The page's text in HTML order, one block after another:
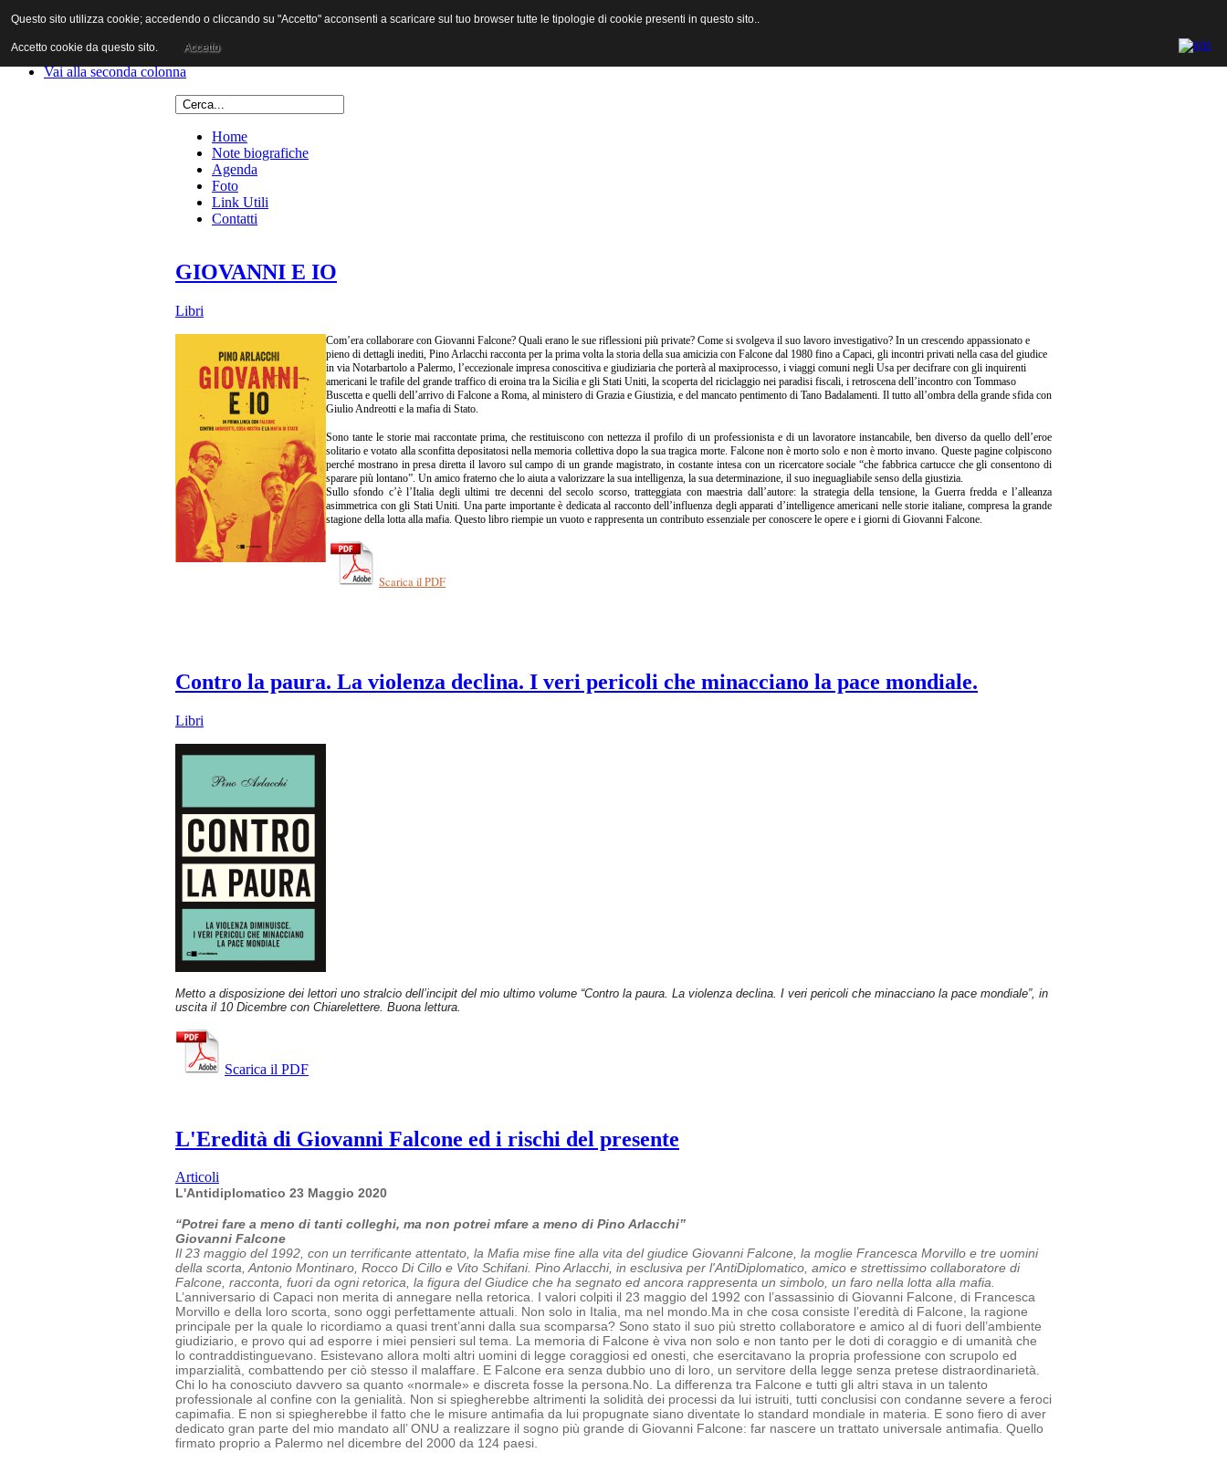
Vai al contenuto
Vai alla prima colonna
Vai alla seconda colonna
Home
Note biografiche
Agenda
Foto
Link Utili
Contatti
GIOVANNI E IO
Libri
Com’era collaborare con Giovanni Falcone? Quali erano le sue riflessioni più private? Come si svolgeva il suo lavoro investigativo? In un crescendo appassionato e
pieno di dettagli inediti, Pino Arlacchi racconta per la prima volta la storia della sua amicizia con Falcone dal 1980 fino a Capaci, gli incontri privati nella casa del giudice
in via Notarbartolo a Palermo, l’eccezionale impresa conoscitiva e giudiziaria che porterà al maxiprocesso, i viaggi comuni negli Usa per decifrare con gli inquirenti
americani le trafile del grande traffico di eroina tra la Sicilia e gli Stati Uniti, la scoperta del riciclaggio nei paradisi fiscali, i retroscena dell’incontro con Tommaso
Buscetta e quelli dell’arrivo di Falcone a Roma, al ministero di Grazia e Giustizia, e del mancato pentimento di Tano Badalamenti. Il tutto all’ombra della grande sfida con
Giulio Andreotti e la mafia di Stato.
Sono tante le storie mai raccontate prima, che restituiscono con nettezza il profilo di un professionista e di un lavoratore instancabile, ben diverso da quello dell’eroe
solitario e votato alla sconfitta depositatosi nella memoria collettiva dopo la sua tragica morte. Falcone non è morto solo e non è morto invano. Queste pagine colpiscono
perché mostrano in presa diretta il lavoro sul campo di un grande magistrato, in costante intesa con un ricercatore sociale “che fabbrica cartucce che gli consentono di
sparare più lontano”. Un amico fraterno che lo aiuta a valorizzare la sua intelligenza, la sua determinazione, il suo ineguagliabile senso della giustizia.
Sullo sfondo c’è l’Italia degli ultimi tre decenni del secolo scorso, tratteggiata con maestria dall’autore: la strategia della tensione, la Guerra fredda e l’alleanza
asimmetrica con gli Stati Uniti. Una parte importante è dedicata al racconto dell’influenza degli apparati d’intelligence americani nelle storie italiane, compresa la grande
stagione della lotta alla mafia. Questo libro riempie un vuoto e rappresenta un contributo essenziale per conoscere le opere e i giorni di Giovanni Falcone.
Scarica il PDF
Contro la paura. La violenza declina. I veri pericoli che minacciano la pace mondiale.
Libri
Metto a disposizione dei lettori uno stralcio dell’incipit del mio ultimo volume “Contro la paura. La violenza declina. I veri pericoli che minacciano la pace mondiale”, in
uscita il 10 Dicembre con Chiarelettere. Buona lettura.
Scarica il PDF
L'Eredità di Giovanni Falcone ed i rischi del presente
Articoli
L'Antidiplomatico 23 Maggio 2020
“Potrei fare a meno di tanti colleghi, ma non potrei mfare a meno di Pino Arlacchi”
Giovanni Falcone
Il 23 maggio del 1992, con un terrificante attentato, la Mafia mise fine alla vita del giudice Giovanni Falcone, la moglie Francesca Morvillo e tre uomini
della scorta, Antonio Montinaro, Rocco Di Cillo e Vito Schifani. Pino Arlacchi, in esclusiva per l'AntiDiplomatico, amico e strettissimo collaboratore di
Falcone, racconta, fuori da ogni retorica, la figura del Giudice che ha segnato ed ancora rappresenta un simbolo, un faro nella lotta alla mafia.
L’anniversario di Capaci non merita di annegare nella retorica. I valori colpiti il 23 maggio del 1992 con l’assassinio di Giovanni Falcone, di Francesca
Morvillo e della loro scorta, sono oggi perfettamente attuali. Non solo in Italia, ma nel mondo.Ma in che cosa consiste l’eredità di Falcone, la ragione
principale per la quale lo ricordiamo a quasi trent’anni dalla sua scomparsa? Sono stato il suo più stretto collaboratore e amico al di fuori dell’ambiente
giudiziario, e provo qui ad esporre i miei pensieri sul tema. La memoria di Falcone è viva non solo e non tanto per le doti di coraggio e di umanità che
lo contraddistinguevano. Esistevano allora molti altri uomini di legge coraggiosi ed onesti, che esercitavano la propria professione con scrupolo ed
imparzialità, combattendo per ciò stesso il malaffare. E Falcone era senza dubbio uno di loro, un servitore della legge senza pretese distraordinarietà.
Chi lo ha conosciuto davvero sa quanto «normale» e discreta fosse la persona.No. La differenza tra Falcone e tutti gli altri stava in un talento
professionale al confine con la genialità. Non si spiegherebbe altrimenti la solidità dei processi da lui istruiti, tutti conclusisi con condanne severe a feroci
capimafia. E non si spiegherebbe il fatto che le misure antimafia da lui propugnate siano diventate lo standard mondiale in materia. E sono fiero di aver
dedicato gran parte del mio mandato all’ ONU a realizzare il sogno più grande di Giovanni Falcone: far nascere un trattato universale antimafia. Quello
firmato proprio a Palermo nel dicembre del 2000 da 124 paesi.
Questo sito utilizza cookie; accedendo o cliccando su "Accetto" acconsenti a scaricare sul tuo browser tutte le tipologie di cookie presenti in questo sito..
Accetto cookie da questo sito. Accetto